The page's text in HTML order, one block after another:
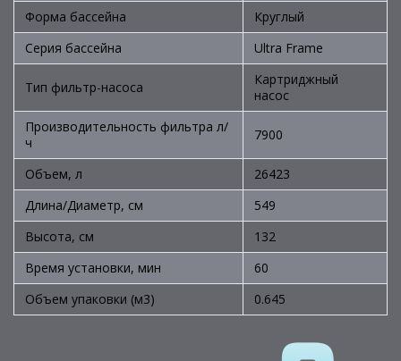
Форма бассейна
Круглый
Серия бассейна
Ultra Frame
Тип фильтр-насоса
Картриджный
насос
Производительность фильтра л/
ч
7900
Объем, л
26423
Длина/Диаметр, см
549
Высота, см
132
Время установки, мин
60
Объем упаковки (м3)
0.645